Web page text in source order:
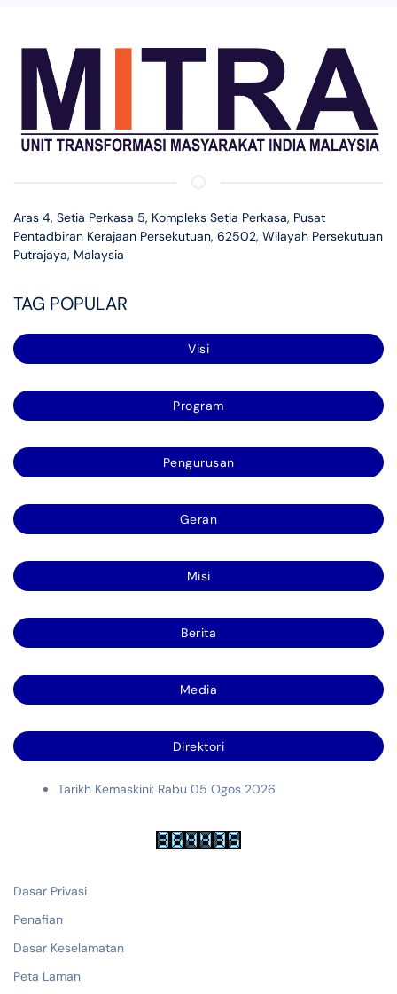
Aras 4, Setia Perkasa 5, Kompleks Setia Perkasa, Pusat
Pentadbiran Kerajaan Persekutuan, 62502, Wilayah Persekutuan
Putrajaya, Malaysia
TAG POPULAR
Visi
Program
Pengurusan
Geran
Misi
Berita
Media
Direktori
Tarikh Kemaskini: Rabu 05 Ogos 2026.
Dasar Privasi
Penafian
Dasar Keselamatan
Peta Laman